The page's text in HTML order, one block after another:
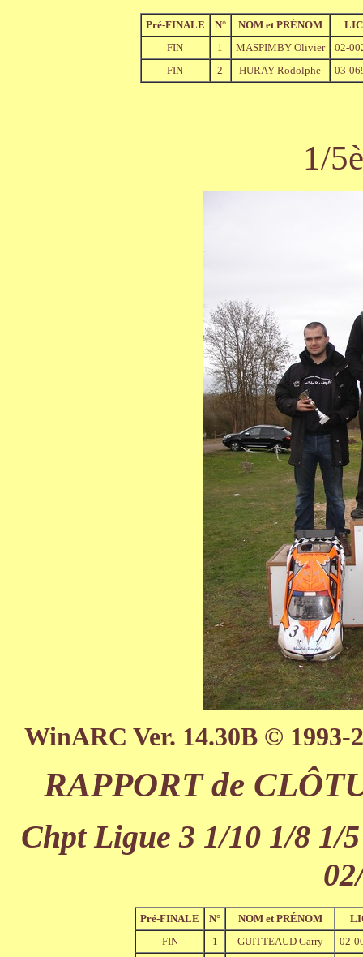
Pré-FINALE N° NOM et PRÉNOM
FIN
1 MASPIMBY Olivier
02-
FIN
2 HURAY Rodolphe 03-
1/
WinARC Ver. 14.30B ©
RAPPORT de
Chpt Ligue 3 1/10 1/8 1/
Pré-FINALE N° NOM et PRÉNOM
FIN
1 GUITTEAUD Garry
02-